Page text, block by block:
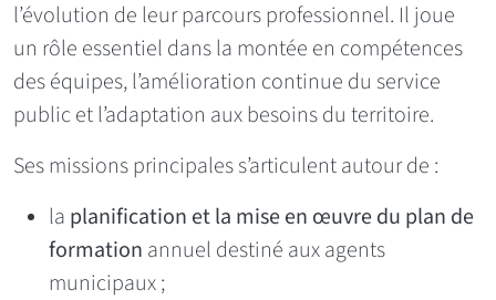
l’évolution de leur parcours professionnel. Il joue
un rôle essentiel dans la montée en compétences
des équipes, l’amélioration continue du service
public et l’adaptation aux besoins du territoire.
Ses missions principales s’articulent autour de :
la planification et la mise en œuvre du plan de
formation annuel destiné aux agents
municipaux ;